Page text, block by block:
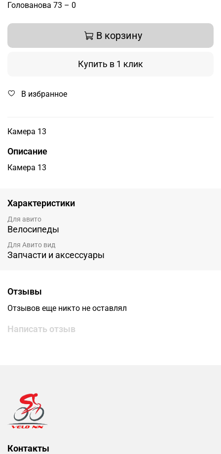
Голованова 73 – 0
В корзину
Купить в 1 клик
В избранное
Камера 13
Описание
Камера 13
Характеристики
Для авито
Велосипеды
Для Авито вид
Запчасти и аксессуары
Отзывы
Отзывов еще никто не оставлял
Написать отзыв
Контакты